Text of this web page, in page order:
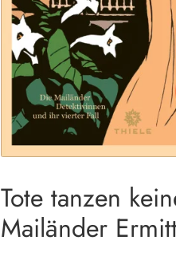
Tote tanzen
Mailänder